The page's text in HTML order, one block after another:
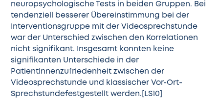
neuropsychologische Tests in beiden Gruppen. Bei
tendenziell besserer Übereinstimmung bei der
Interventionsgruppe mit der Videosprechstunde
war der Unterschied zwischen den Korrelationen
nicht signifikant. Insgesamt konnten keine
signifikanten Unterschiede in der
PatientInnenzufriedenheit zwischen der
Videosprechstunde und klassischer Vor-Ort-
Sprechstundefestgestellt werden. [LS10]